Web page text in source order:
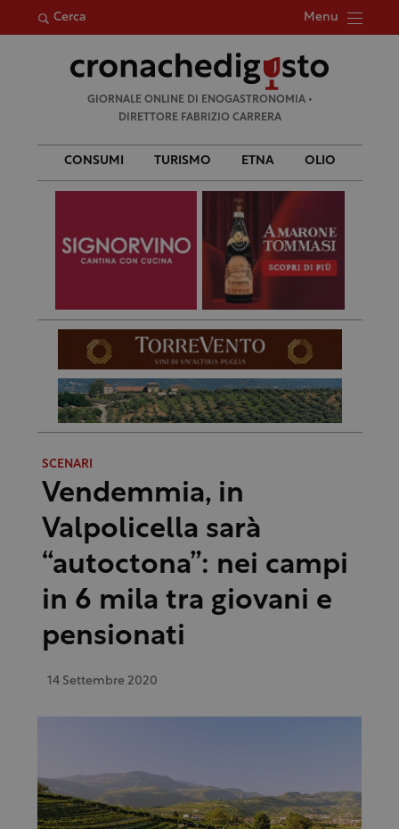
Cerca Menu
per:
GIORNALE ONLINE DI ENOGASTRONOMIA •
DIRETTORE FABRIZIO CARRERA
CONSUMI TURISMO ETNA OLIO
SCENARI
Vendemmia, in
Valpolicella sarà
“autoctona”: nei campi
in 6 mila tra giovani e
pensionati
14 Settembre 2020